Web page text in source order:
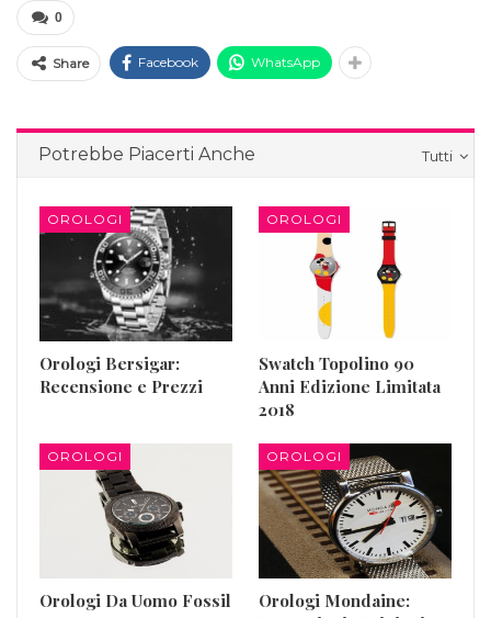
0
Share Facebook WhatsApp
Tutti
Potrebbe Piacerti Anche
OROLOGI
Orologi Bersigar:
Recensione e Prezzi
OROLOGI
Swatch Topolino 90
Anni Edizione Limitata
2018
OROLOGI
Orologi Da Uomo Fossil
OROLOGI
Orologi Mondaine: